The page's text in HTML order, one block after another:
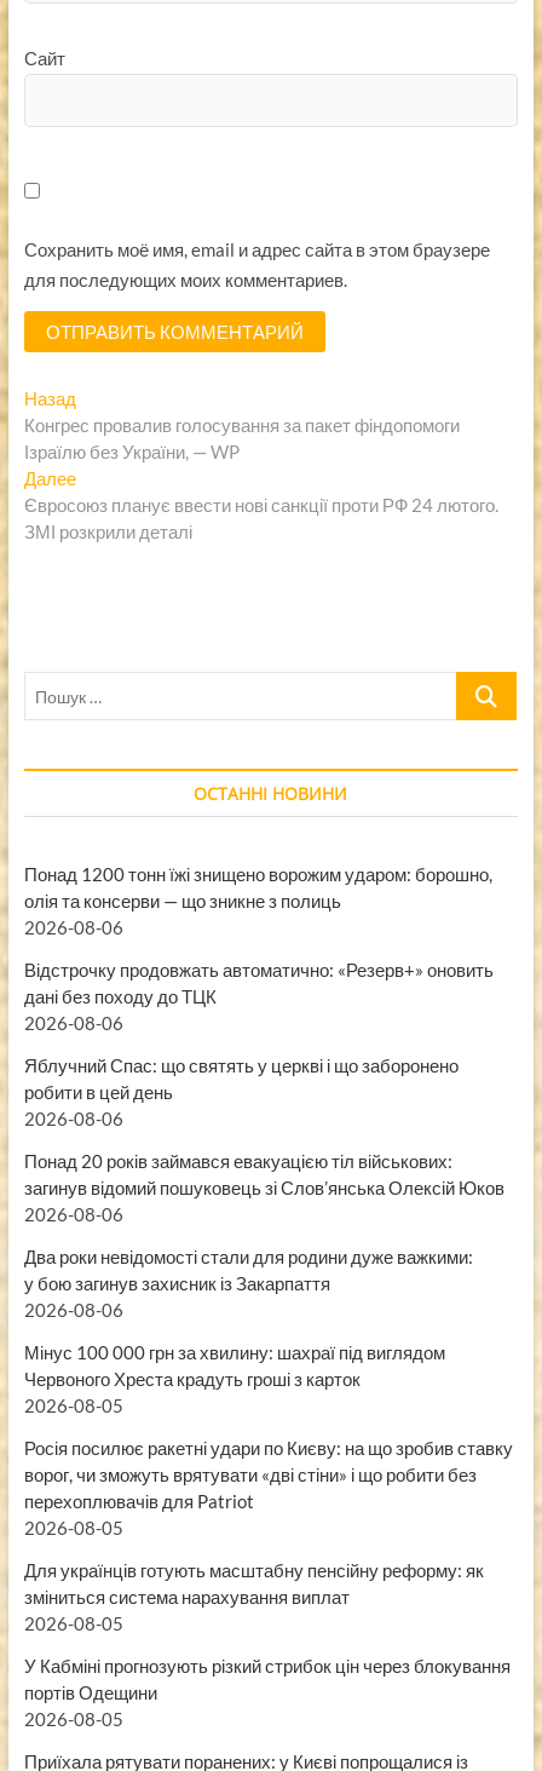
Сайт
Сохранить моё имя, email и адрес сайта в этом браузере
для последующих моих комментариев.
Навигация
по
записям
НазадПредыдущая
запись:
Конгрес провалив голосування за пакет фіндопомоги
Ізраїлю без України, — WP
ДалееСледующая
запись:
Євросоюз планує ввести нові санкції проти РФ 24 лютого.
ЗМІ розкрили деталі
Пошук
ОСТАННІ НОВИНИ
Понад 1200 тонн їжі знищено ворожим ударом: борошно,
олія та консерви — що зникне з полиць
2026-08-06
Відстрочку продовжать автоматично: «Резерв+» оновить
дані без походу до ТЦК
2026-08-06
Яблучний Спас: що святять у церкві і що заборонено
робити в цей день
2026-08-06
Понад 20 років займався евакуацією тіл військових:
загинув відомий пошуковець зі Слов’янська Олексій Юков
2026-08-06
Два роки невідомості стали для родини дуже важкими:
у бою загинув захисник із Закарпаття
2026-08-06
Мінус 100 000 грн за хвилину: шахраї під виглядом
Червоного Хреста крадуть гроші з карток
2026-08-05
Росія посилює ракетні удари по Києву: на що зробив ставку
ворог, чи зможуть врятувати «дві стіни» і що робити без
перехоплювачів для Patriot
2026-08-05
Для українців готують масштабну пенсійну реформу: як
зміниться система нарахування виплат
2026-08-05
У Кабміні прогнозують різкий стрибок цін через блокування
портів Одещини
2026-08-05
Приїхала рятувати поранених: у Києві попрощалися із